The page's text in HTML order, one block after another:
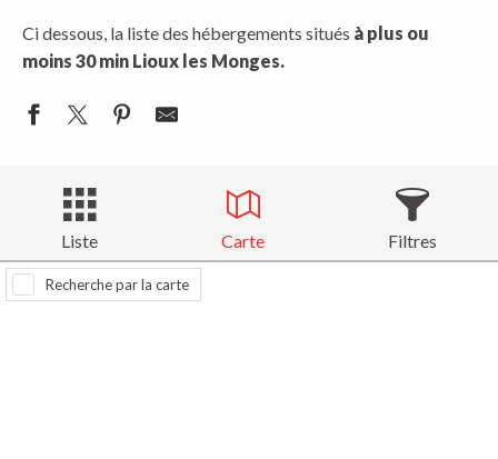
Ci dessous, la liste des hébergements situés à plus ou
moins 30 min Lioux les Monges.
Liste Carte Filtres
Recherche par la carte